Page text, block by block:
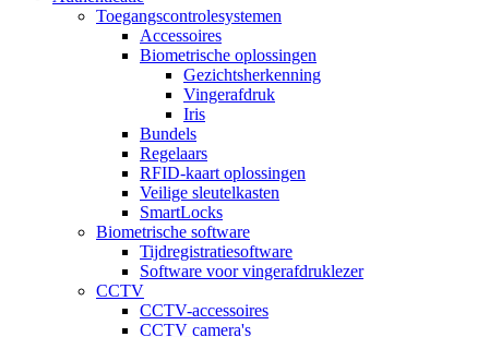
Toegangscontrolesystemen
Accessoires
Biometrische oplossingen
Gezichtsherkenning
Vingerafdruk
Iris
Bundels
Regelaars
RFID-kaart oplossingen
Veilige sleutelkasten
SmartLocks
Biometrische software
Tijdregistratiesoftware
Software voor vingerafdruklezer
CCTV
CCTV-accessoires
CCTV camera's